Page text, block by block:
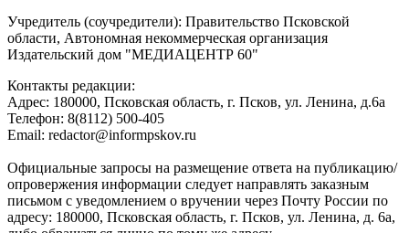
Учредитель (соучредители): Правительство Псковской
области, Автономная некоммерческая организация
Издательский дом "МЕДИАЦЕНТР 60"
Контакты редакции:
Адреc: 180000, Псковская область, г. Псков, ул. Ленина, д.6а
Телефон: 8(8112) 500-405
Email: redactor@informpskov.ru
Официальные запросы на размещение ответа на публикацию/
опровержения информации следует направлять заказным
письмом с уведомлением о вручении через Почту России по
адресу: 180000, Псковская область, г. Псков, ул. Ленина, д. 6а,